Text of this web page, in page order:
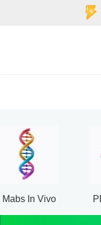
Mabs In Vivo